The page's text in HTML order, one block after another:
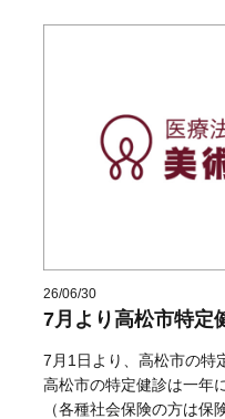
26/06/30
7月より高松市特定
7月1日より、高松市の特
高松市の特定健診は一年
（各種社会保険の方は保